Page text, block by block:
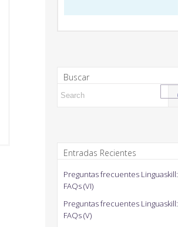
Buscar
Entradas Recientes
Preguntas frecuentes Linguaskill:
FAQs (VI)
Preguntas frecuentes Linguaskill:
FAQs (V)